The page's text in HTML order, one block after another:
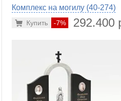
Комплекс на могилу (40-274)
-7% 292.400
Купить